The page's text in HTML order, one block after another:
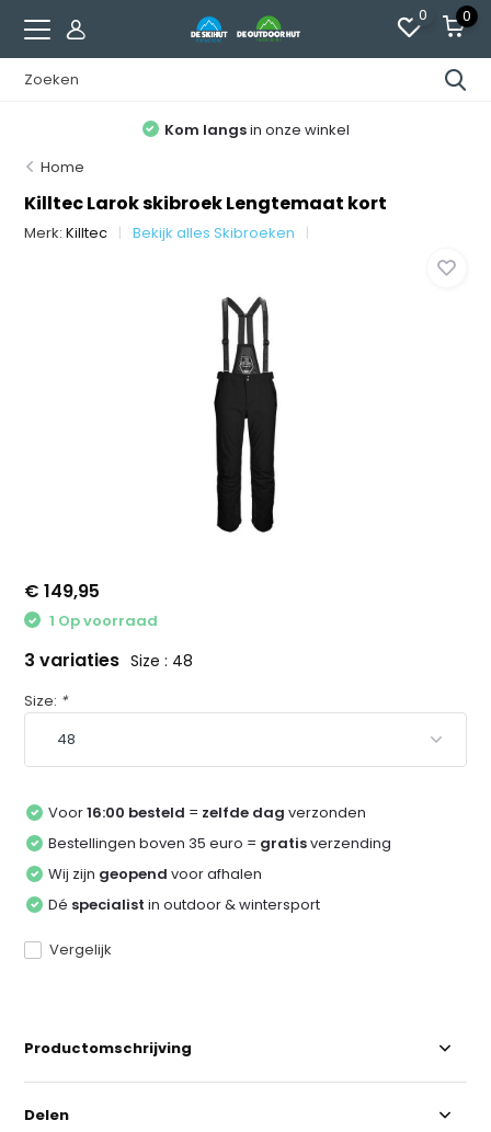
0 0
Kom langsin onze winkel
Home
Killtec Larok skibroek Lengtemaat kort
Merk:Killtec Bekijk alles Skibroeken
€ 149,95
1 Op voorraad
3 variaties Size : 48
Size: *
Voor16:00 besteld = zelfde dag verzonden
Bestellingen boven 35 euro = gratisverzending
Wij zijn geopend voor afhalen
Dé specialist in outdoor & wintersport
Vergelijk
Productomschrijving
Delen